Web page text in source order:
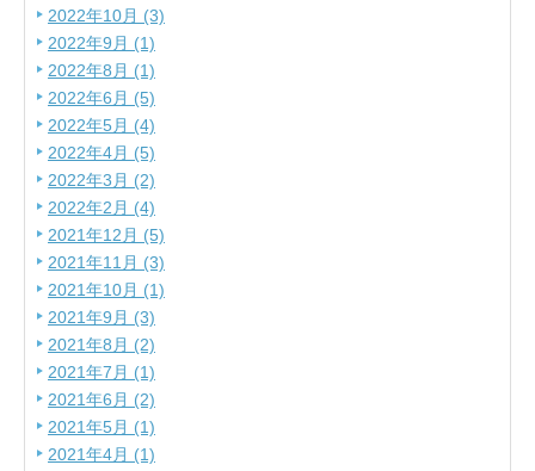
2022年10月 (3)
2022年9月 (1)
2022年8月 (1)
2022年6月 (5)
2022年5月 (4)
2022年4月 (5)
2022年3月 (2)
2022年2月 (4)
2021年12月 (5)
2021年11月 (3)
2021年10月 (1)
2021年9月 (3)
2021年8月 (2)
2021年7月 (1)
2021年6月 (2)
2021年5月 (1)
2021年4月 (1)